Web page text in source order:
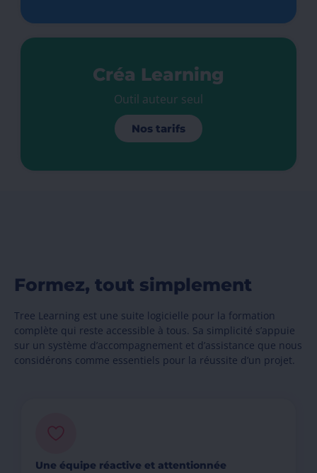
Créa Learning
Outil auteur seul
Nos tarifs
Formez, tout simplement
Tree Learning est une suite logicielle pour la formation
complète qui reste accessible à tous. Sa simplicité s’appuie
sur un système d’accompagnement et d’assistance que nous
considérons comme essentiels pour la réussite d’un projet.
Une équipe réactive et attentionnée